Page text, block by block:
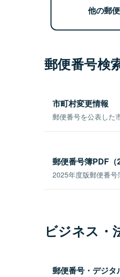
他の郵
郵便番号検
市町村変更情報
郵便番号を公表した
郵便番号簿PDF（
2025年度版郵便番号
ビジネス・
郵便番号・デジタ